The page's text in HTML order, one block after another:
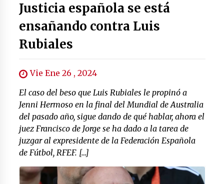
Justicia española se está
ensañando contra Luis
Rubiales
Vie Ene 26 , 2024
El caso del beso que Luis Rubiales le propinó a
Jenni Hermoso en la final del Mundial de Australia
del pasado año, sigue dando de qué hablar, ahora el
juez Francisco de Jorge se ha dado a la tarea de
juzgar al expresidente de la Federación Española
de Fútbol, RFEF. […]